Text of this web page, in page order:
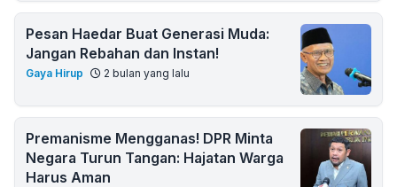
Pesan Haedar Buat Generasi Muda:
Jangan Rebahan dan Instan!
Gaya Hirup 2 bulan yang lalu
Premanisme Mengganas! DPR Minta
Negara Turun Tangan: Hajatan Warga
Harus Aman